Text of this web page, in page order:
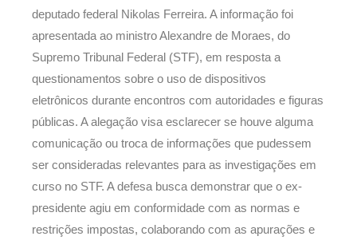
deputado federal Nikolas Ferreira. A informação foi
apresentada ao ministro Alexandre de Moraes, do
Supremo Tribunal Federal (STF), em resposta a
questionamentos sobre o uso de dispositivos
eletrônicos durante encontros com autoridades e figuras
públicas. A alegação visa esclarecer se houve alguma
comunicação ou troca de informações que pudessem
ser consideradas relevantes para as investigações em
curso no STF. A defesa busca demonstrar que o ex-
presidente agiu em conformidade com as normas e
restrições impostas, colaborando com as apurações e